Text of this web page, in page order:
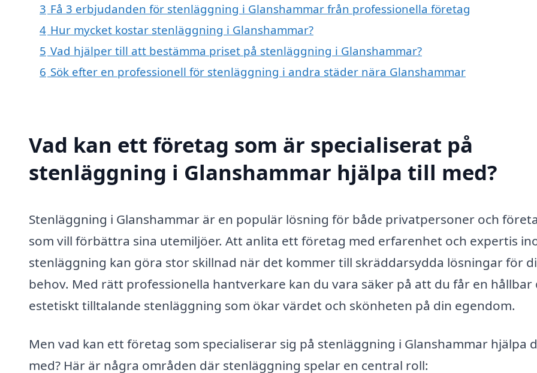
3 Få 3 erbjudanden för stenläggning i Glanshammar från professionella företag
4 Hur mycket kostar stenläggning i Glanshammar?
5 Vad hjälper till att bestämma priset på stenläggning i Glanshammar?
6 Sök efter en professionell för stenläggning i andra städer nära Glanshammar
Vad kan ett företag som är specialiserat på
stenläggning i Glanshammar hjälpa till med?
Stenläggning i Glanshammar är en populär lösning för både privatpersoner och
som vill förbättra sina utemiljöer. Att anlita ett företag med erfarenhet och expertis
stenläggning kan göra stor skillnad när det kommer till skräddarsydda lösningar för
behov. Med rätt professionella hantverkare kan du vara säker på att du får en hållbar
estetiskt tilltalande stenläggning som ökar värdet och skönheten på din egendom.
Men vad kan ett företag som specialiserar sig på stenläggning i Glanshammar hjälpa
med? Här är några områden där stenläggning spelar en central roll: